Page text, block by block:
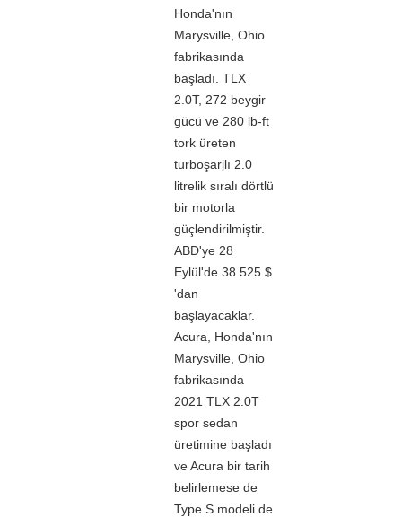
Honda'nın
Marysville, Ohio
fabrikasında
başladı. TLX
2.0T, 272 beygir
gücü ve 280 lb-ft
tork üreten
turboşarjlı 2.0
litrelik sıralı dörtlü
bir motorla
güçlendirilmiştir.
ABD'ye 28
Eylül'de 38.525 $
'dan
başlayacaklar.
Acura, Honda'nın
Marysville, Ohio
fabrikasında
2021 TLX 2.0T
spor sedan
üretimine başladı
ve Acura bir tarih
belirlemese de
Type S modeli de